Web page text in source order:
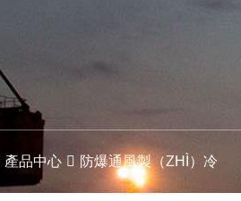
產品中心 防爆通風製（ZHÌ）冷